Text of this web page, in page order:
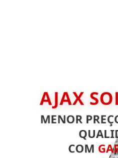
AJAX
MENOR
COM